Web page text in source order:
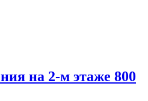
на 2-м этаже 800